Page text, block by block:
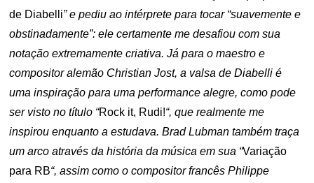
de Diabelli” e pediu ao intérprete para tocar “suavemente e
obstinadamente”: ele certamente me desafiou com sua
notação extremamente criativa. Já para o maestro e
compositor alemão Christian Jost, a valsa de Diabelli é
uma inspiração para uma performance alegre, como pode
ser visto no título “Rock it, Rudi!“, que realmente me
inspirou enquanto a estudava. Brad Lubman também traça
um arco através da história da música em sua “Variação
para RB“, assim como o compositor francês Philippe